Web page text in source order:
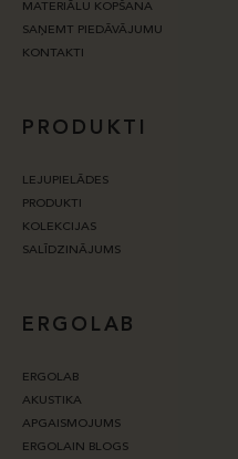
MATERIĀLU KOPŠANA
SAŅEMT PIEDĀVĀJUMU
KONTAKTI
PRODUKTI
LEJUPIELĀDES
PRODUKTI
KOLEKCIJAS
SALĪDZINĀJUMS
ERGOLAB
ERGOLAB
AKUSTIKA
APGAISMOJUMS
ERGOLAIN BLOGS